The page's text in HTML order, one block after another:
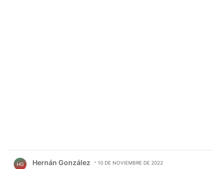
HG Hernán González 10 DE NOVIEMBRE DE 2022